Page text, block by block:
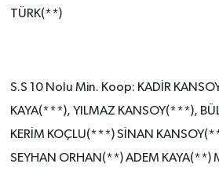
TÜRK(**)
S.S 10 Nolu Min. Koop: KADİR
KAYA(***), YILMAZ KANSOY(***),
KERİM KOÇLU(***) SİNAN
SEYHAN ORHAN(**) ADEM KAYA(**)